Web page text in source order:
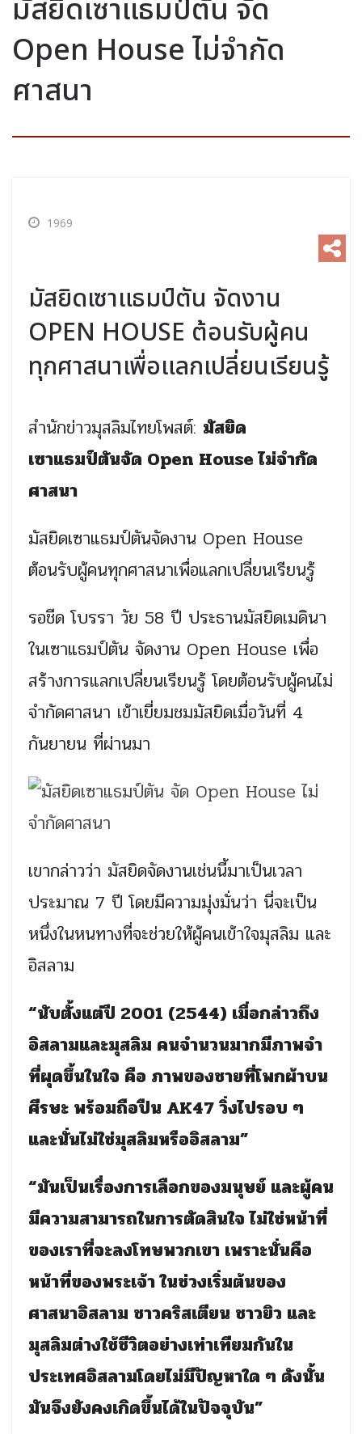
มัสยิดเซาแธมป์ตัน จัด
Open House ไม่จำกัด
ศาสนา
1969
มัสยิดเซาแธมป์ตัน จัดงาน
OPEN HOUSE ต้อนรับผู้คน
ทุกศาสนาเพื่อแลกเปลี่ยนเรียนรู้
สำนักข่าวมุสลิมไทยโพสต์: มัสยิด
เซาแธมป์ตันจัด Open House ไม่จำกัด
ศาสนา
มัสยิดเซาแธมป์ตันจัดงาน Open House
ต้อนรับผู้คนทุกศาสนาเพื่อแลกเปลี่ยนเรียนรู้
รอชีด โบรรา วัย 58 ปี ประธานมัสยิดเมดินา
ในเซาแธมป์ตัน จัดงาน Open House เพื่อ
สร้างการแลกเปลี่ยนเรียนรู้ โดยต้อนรับผู้คนไม่
จำกัดศาสนา เข้าเยี่ยมชมมัสยิดเมื่อวันที่ 4
กันยายน ที่ผ่านมา
เขากล่าวว่า มัสยิดจัดงานเช่นนี้มาเป็นเวลา
ประมาณ 7 ปี โดยมีความมุ่งมั่นว่า นี่จะเป็น
หนึ่งในหนทางที่จะช่วยให้ผู้คนเข้าใจมุสลิม และ
อิสลาม
“นับตั้งแต่ปี 2001 (2544) เมื่อกล่าวถึง
อิสลามและมุสลิม คนจำนวนมากมีภาพจำ
ที่ผุดขึ้นในใจ คือ ภาพของชายที่โพกผ้าบน
ศีรษะ พร้อมถือปืน AK47 วิ่งไปรอบ ๆ
และนั่นไม่ใช่มุสลิมหรืออิสลาม”
“มันเป็นเรื่องการเลือกของมนุษย์ และผู้คน
มีความสามารถในการตัดสินใจ ไม่ใช่หน้าที่
ของเราที่จะลงโทษพวกเขา เพราะนั่นคือ
หน้าที่ของพระเจ้า ในช่วงเริ่มต้นของ
ศาสนาอิสลาม ชาวคริสเตียน ชาวยิว และ
มุสลิมต่างใช้ชีวิตอย่างเท่าเทียมกันใน
ประเทศอิสลามโดยไม่มีปัญหาใด ๆ ดังนั้น
มันจึงยังคงเกิดขึ้นได้ในปัจจุบัน”